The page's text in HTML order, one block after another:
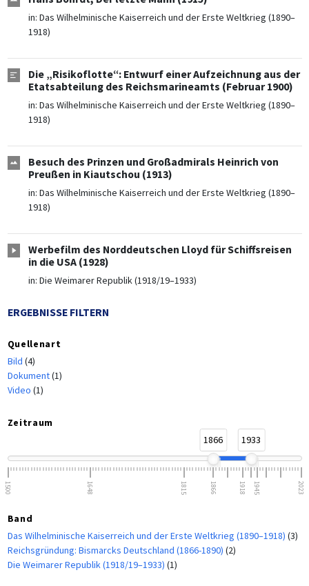
in: Das Wilhelminische Kaiserreich und der Erste Weltkrieg (1890–
1918)
Die „Risikoflotte“: Entwurf einer Aufzeichnung aus der
Etatsabteilung des Reichsmarineamts (Februar 1900)
in: Das Wilhelminische Kaiserreich und der Erste Weltkrieg (1890–
1918)
Besuch des Prinzen und Großadmirals Heinrich von
Preußen in Kiautschou (1913)
in: Das Wilhelminische Kaiserreich und der Erste Weltkrieg (1890–
1918)
Werbefilm des Norddeutschen Lloyd für Schiffsreisen
in die USA (1928)
in: Die Weimarer Republik (1918/19–1933)
ERGEBNISSE FILTERN
Quellenart
Bild (4)
Dokument(1)
Video (1)
Zeitraum
1866
1933
1500 1648 1815 1866 1918 1945 2023
Band
Das Wilhelminische Kaiserreich und der Erste Weltkrieg (1890–1918) (3)
Reichsgründung: Bismarcks Deutschland (1866-1890) (2)
Die Weimarer Republik (1918/19–1933) (1)